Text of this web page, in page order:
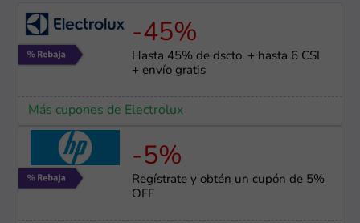
-45%
Hasta 45% de dscto. + hasta 6 CSI
+ envío gratis
Más cupones de Electrolux
-5%
Regístrate y obtén un cupón de 5%
OFF